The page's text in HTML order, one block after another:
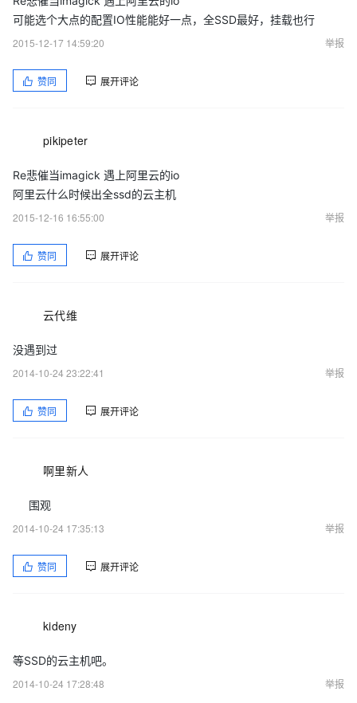
可能选个大点的配置IO性能能好一点，全SSD最好，挂载也行
2015-12-17 14:59:20
举报
赞同 展开评论
pikipeter
Re悲催当imagick 遇上阿里云的io
阿里云什么时候出全ssd的云主机
2015-12-16 16:55:00
举报
赞同 展开评论
云代维
没遇到过
2014-10-24 23:22:41
举报
赞同 展开评论
啊里新人
围观
2014-10-24 17:35:13
举报
赞同 展开评论
kideny
等SSD的云主机吧。
2014-10-24 17:28:48
举报